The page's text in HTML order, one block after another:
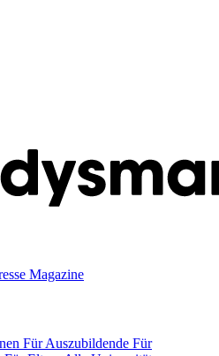
Magazine
Für Auszubildende Für